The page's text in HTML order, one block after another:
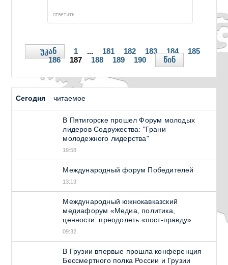
ответить
უკან 1 ... 181 182 183 184
185
186
187 188 189 190 წინ
Сегодня читаемое
В Пятигорске прошел Форум молодых
лидеров Содружества: "Грани
молодежного лидерства"
19:58
Международный форум Победителей
13:13
Международный южнокавказский
медиафорум «Медиа, политика,
ценности: преодолеть «пост-правду»
09:32
В Грузии впервые прошла конференция
Бессмертного полка России и Грузии